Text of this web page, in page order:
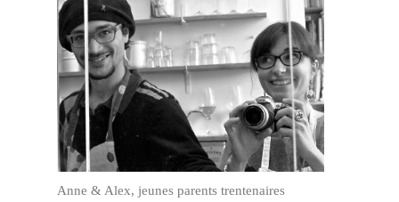
Anne & Alex, jeunes parents trentenaires